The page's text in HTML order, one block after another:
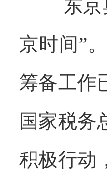
东
京时间”
筹备工作
国家税务
积极行动